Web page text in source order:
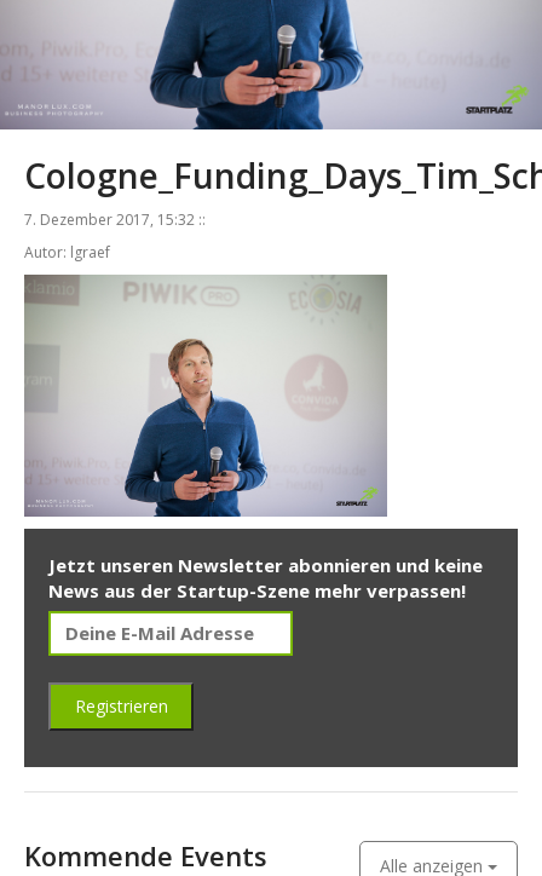
7. Dezember 2017, 15:32 ::
Autor: lgraef
Jetzt unseren Newsletter abonnieren und keine
News aus der Startup-Szene mehr verpassen!
Kommende Events Alle anzeigen